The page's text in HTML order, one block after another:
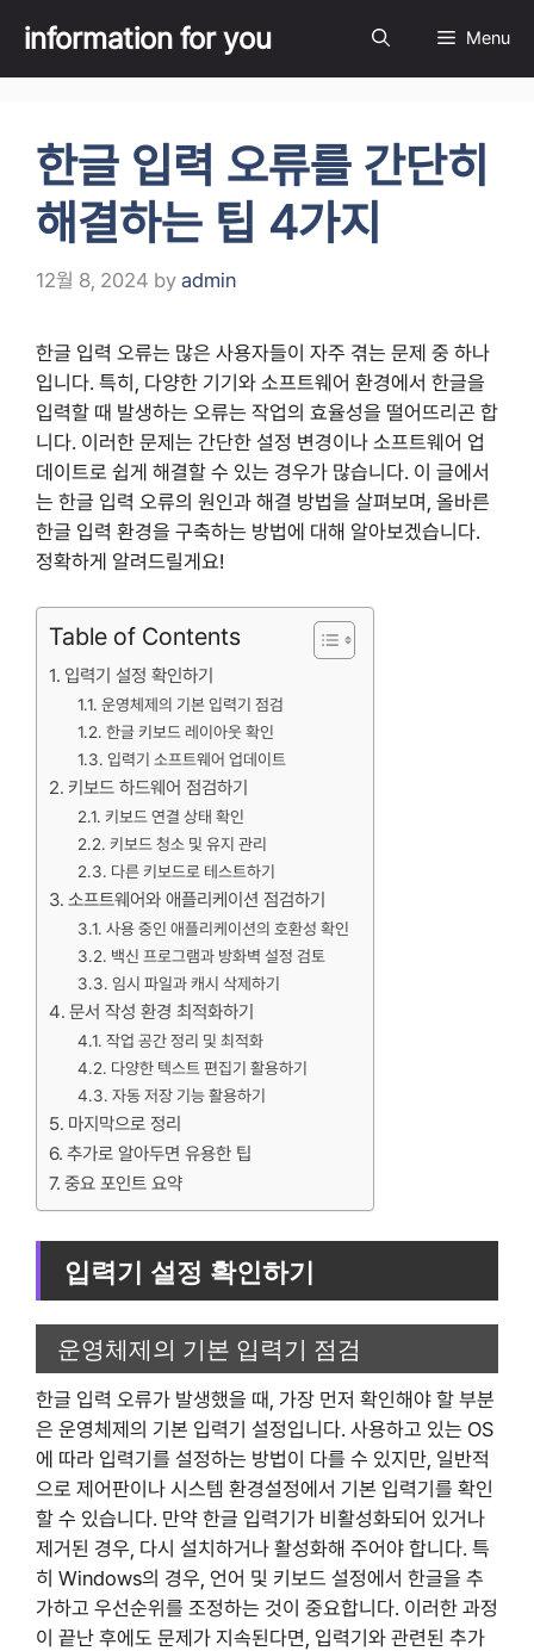
content
information for you Menu
한글 입력 오류를 간단히
해결하는 팁 4가지
12월 8, 2024 by admin
한글 입력 오류는 많은 사용자들이 자주 겪는 문제 중 하나
입니다. 특히, 다양한 기기와 소프트웨어 환경에서 한글을
입력할 때 발생하는 오류는 작업의 효율성을 떨어뜨리곤 합
니다. 이러한 문제는 간단한 설정 변경이나 소프트웨어 업
데이트로 쉽게 해결할 수 있는 경우가 많습니다. 이 글에서
는 한글 입력 오류의 원인과 해결 방법을 살펴보며, 올바른
한글 입력 환경을 구축하는 방법에 대해 알아보겠습니다.
정확하게 알려드릴게요!
Table of Contents
입력기 설정 확인하기
운영체제의 기본 입력기 점검
한글 키보드 레이아웃 확인
입력기 소프트웨어 업데이트
키보드 하드웨어 점검하기
키보드 연결 상태 확인
키보드 청소 및 유지 관리
다른 키보드로 테스트하기
소프트웨어와 애플리케이션 점검하기
사용 중인 애플리케이션의 호환성 확인
백신 프로그램과 방화벽 설정 검토
임시 파일과 캐시 삭제하기
문서 작성 환경 최적화하기
작업 공간 정리 및 최적화
다양한 텍스트 편집기 활용하기
자동 저장 기능 활용하기
마지막으로 정리
추가로 알아두면 유용한 팁
중요 포인트 요약
입력기 설정 확인하기
운영체제의 기본 입력기 점검
한글 입력 오류가 발생했을 때, 가장 먼저 확인해야 할 부분
은 운영체제의 기본 입력기 설정입니다. 사용하고 있는 OS
에 따라 입력기를 설정하는 방법이 다를 수 있지만, 일반적
으로 제어판이나 시스템 환경설정에서 기본 입력기를 확인
할 수 있습니다. 만약 한글 입력기가 비활성화되어 있거나
제거된 경우, 다시 설치하거나 활성화해 주어야 합니다. 특
히 Windows의 경우, 언어 및 키보드 설정에서 한글을 추
가하고 우선순위를 조정하는 것이 중요합니다. 이러한 과정
이 끝난 후에도 문제가 지속된다면, 입력기와 관련된 추가